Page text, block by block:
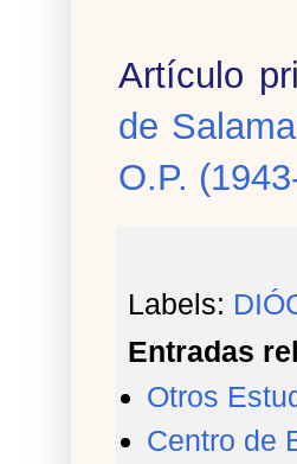
Artículo
de
O.P.
Labels:
Entradas
Otros
Centro de